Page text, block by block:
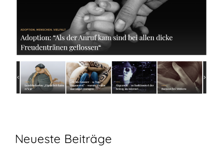
Neueste Beiträge